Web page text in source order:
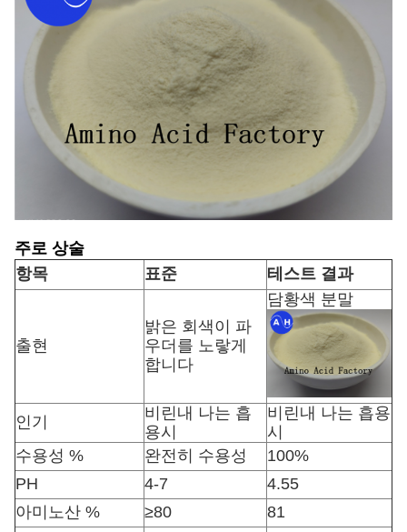
주로 상술
항목
표준 테스트 결과
출현
밝은 회색이 파
우더를 노랗게
합니다
담황색 분말
인기
비린내 나는 흡
용시
비린내 나는 흡용
시
수용성 %
완전히 수용성
100%
PH
4-7
4.55
아미노산 %
≥80
81